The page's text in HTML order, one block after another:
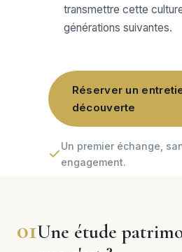
transmettre cette
générations suivantes.
Réserver un
découverte
Un premier échange,
engagement.
01Une étude